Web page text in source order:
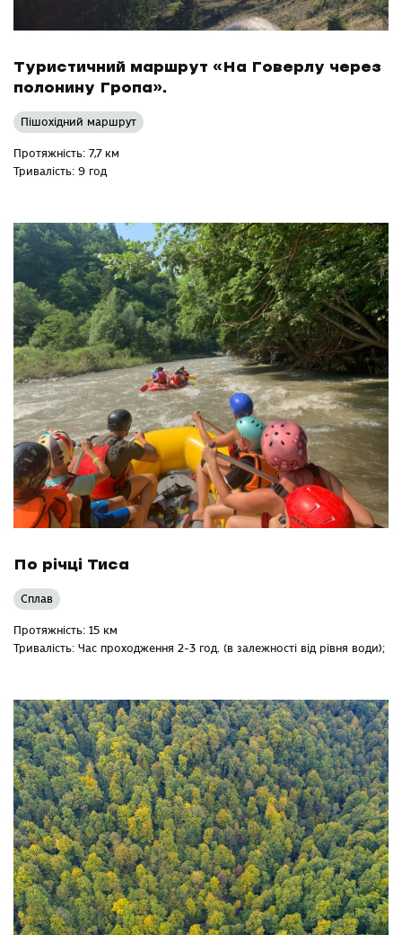
Туристичний маршрут «На Говерлу через
полонину Гропа».
Пішохідний маршрут
Протяжність: 7,7 км
Тривалість: 9 год
По річці Тиса
Сплав
Протяжність: 15 км
Тривалість: Час проходження 2-3 год. (в залежності від рівня води);